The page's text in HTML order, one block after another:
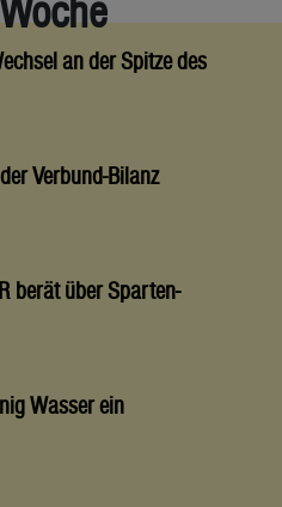
an der Spitze des
Verbund-Bilanz
berät über Sparten-
Wasser ein